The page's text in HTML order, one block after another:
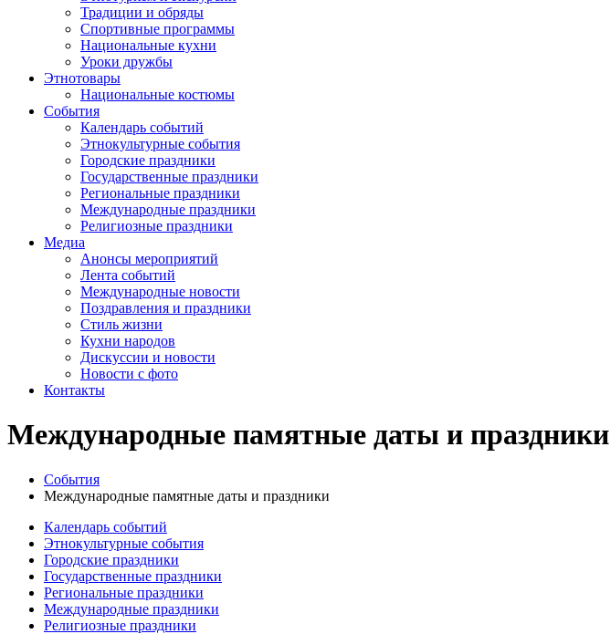
Традиции и обряды
Спортивные программы
Национальные кухни
Уроки дружбы
Этнотовары
Национальные костюмы
События
Календарь событий
Этнокультурные события
Городские праздники
Государственные праздники
Региональные праздники
Международные праздники
Религиозные праздники
Медиа
Анонсы мероприятий
Лента событий
Международные новости
Поздравления и праздники
Cтиль жизни
Кухни народов
Дискуссии и новости
Новости с фото
Контакты
Международные памятные даты и праздники
События
Международные памятные даты и праздники
Календарь событий
Этнокультурные события
Городские праздники
Государственные праздники
Региональные праздники
Международные праздники
Религиозные праздники